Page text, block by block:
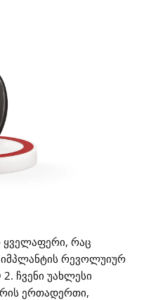
რაც
რევოლუიურ
ჩვენი უახლესი
ერთადერთი,